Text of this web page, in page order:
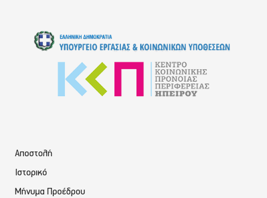
Αποστολή
Ιστορικό
Μήνυμα Προέδρου